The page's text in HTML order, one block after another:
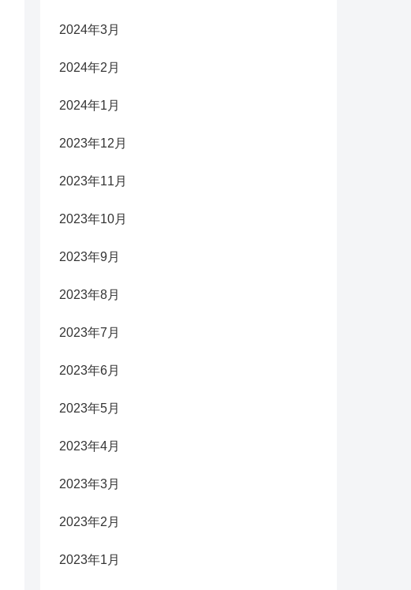
2024年3月
2024年2月
2024年1月
2023年12月
2023年11月
2023年10月
2023年9月
2023年8月
2023年7月
2023年6月
2023年5月
2023年4月
2023年3月
2023年2月
2023年1月